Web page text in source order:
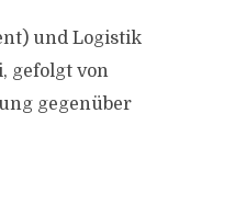
und Logistik
gefolgt von
gegenüber